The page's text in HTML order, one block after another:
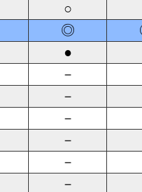
○
◎
●
－
－
－
－
－
－